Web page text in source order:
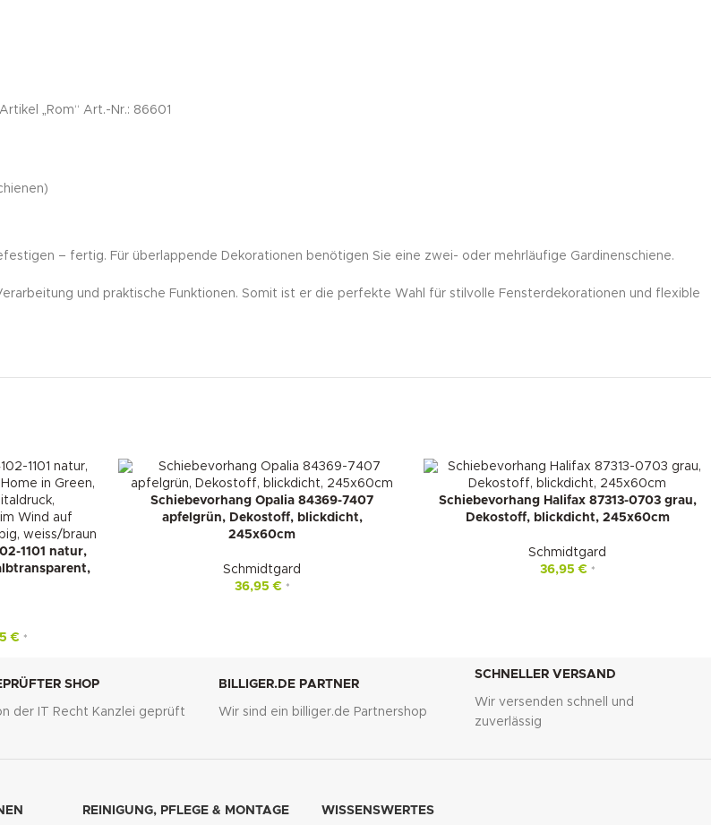
„Rom“ Art.-Nr.: 86601
– fertig. Für überlappende Dekorationen benötigen Sie eine zwei- oder mehrläufige Gardinenschiene.
und praktische Funktionen. Somit ist er die perfekte Wahl für stilvolle Fensterdekorationen und flexible
1101 natur,
€ *
Schiebevorhang Opalia 84369-7407
apfelgrün, Dekostoff, blickdicht,
245x60cm
Schmidtgard
36,95€ *
Schiebevorhang Halifax 87313-0703 grau,
Dekostoff, blickdicht, 245x60cm
Schmidtgard
36,95€ *
SHOP
der IT Recht Kanzlei geprüft
BILLIGER.DE PARTNER
Wir sind ein billiger.de Partnershop
SCHNELLER VERSAND
Wir versenden schnell und
zuverlässig
REINIGUNG, PFLEGE & MONTAGE WISSENSWERTES